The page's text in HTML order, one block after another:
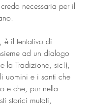
necessaria per il
è il tentativo di
ad un dialogo
la Tradizione, sic!),
uomini e i santi che
e che, pur nella
storici mutati,